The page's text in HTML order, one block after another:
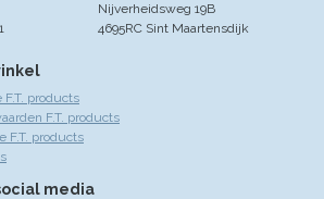
products
F.T. products
F.T. products
media
Nijverheidsweg 19B
4695RC Sint Maartensdijk